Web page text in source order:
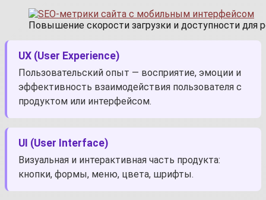
Повышение скорости загрузки и доступности для
UX (User Experience)
Пользовательский опыт — восприятие, эмоции и
эффективность взаимодействия пользователя с
продуктом или интерфейсом.
UI (User Interface)
Визуальная и интерактивная часть продукта:
кнопки, формы, меню, цвета, шрифты.